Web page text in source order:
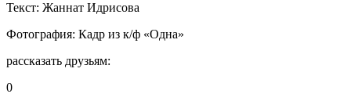
Текст: Жаннат Идрисова
Фотография: Кадр из к/ф «Одна»
рассказать друзьям:
0